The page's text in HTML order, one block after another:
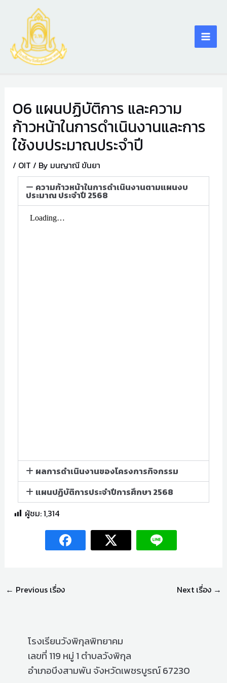
O6 แผนปฏิบัติการ และความ
ก้าวหน้าในการดำเนินงานและการ
ใช้งบประมาณประจำปี
/ OIT / By มนญาณี ขันยา
ความก้าวหน้าในการดำเนินงานตามแผนงบ
ประมาณ ประจำปี 2568
ผลการดำเนินงานของโครงการกิจกรรม
แผนปฏิบัติการประจำปีการศึกษา 2568
ผู้ชม:1,314
← Previous เรื่อง Next เรื่อง →
โรงเรียนวังพิกุลพิทยาคม
เลขที่ 119 หมู่ 1 ตำบลวังพิกุล
อำเภอบึงสามพัน จังหวัดเพชรบูรณ์ 67230